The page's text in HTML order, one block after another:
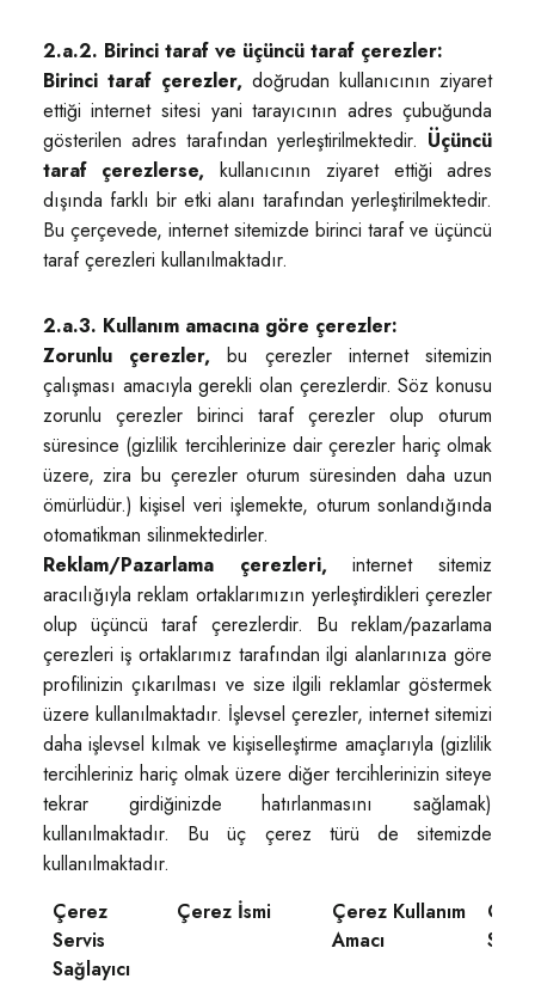
2.a.2. Birinci taraf ve üçüncü taraf çerezler:
Birinci taraf çerezler,doğrudan kullanıcının ziyaret
ettiği internet sitesi yani tarayıcının adres çubuğunda
gösterilen adres tarafından yerleştirilmektedir. Üçüncü
taraf çerezlerse, kullanıcının ziyaret ettiği adres
dışında farklı bir etki alanı tarafından yerleştirilmektedir.
Bu çerçevede, internet sitemizde birinci taraf ve üçüncü
taraf çerezleri kullanılmaktadır.
2.a.3. Kullanım amacına göre çerezler:
Zorunlu çerezler, bu çerezler internet sitemizin
çalışması amacıyla gerekli olan çerezlerdir. Söz konusu
zorunlu çerezler birinci taraf çerezler olup oturum
süresince (gizlilik tercihlerinize dair çerezler hariç olmak
üzere, zira bu çerezler oturum süresinden daha uzun
ömürlüdür.) kişisel veri işlemekte, oturum sonlandığında
otomatikman silinmektedirler.
Reklam/Pazarlama çerezleri,internet sitemiz
aracılığıyla reklam ortaklarımızın yerleştirdikleri çerezler
olup üçüncü taraf çerezlerdir. Bu reklam/pazarlama
çerezleri iş ortaklarımız tarafından ilgi alanlarınıza göre
profilinizin çıkarılması ve size ilgili reklamlar göstermek
üzere kullanılmaktadır. İşlevsel çerezler, internet sitemizi
daha işlevsel kılmak ve kişiselleştirme amaçlarıyla (gizlilik
tercihleriniz hariç olmak üzere diğer tercihlerinizin siteye
tekrar girdiğinizde hatırlanmasını sağlamak)
kullanılmaktadır. Bu üç çerez türü de sitemizde
kullanılmaktadır.
Çerez
Servis
Sağlayıcı
Çerez İsmi
Çerez Kullanım
Amacı